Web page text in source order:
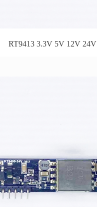
RT9413 3.3V 5V 12V 24V